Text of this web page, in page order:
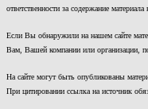
ответственности за содержание материала
Если Вы обнаружили на нашем сайте
Вам, Вашей компании или организации,
На сайте могут быть опубликованы
При цитировании ссылка на источник